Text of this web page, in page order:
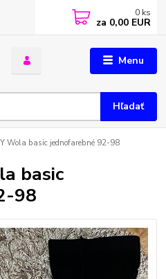
Menu
Hľadať
0 ks
za 0,00 EUR
Wola basic jednofarebné 92-98
basic
98